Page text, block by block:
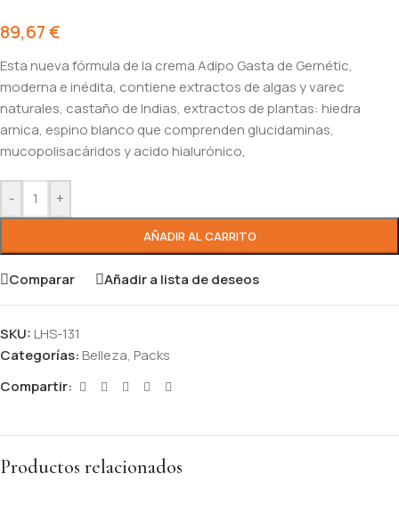
89,67€
Esta nueva fórmula de la crema Adipo Gasta de Gernétic,
moderna e inédita, contiene extractos de algas y varec
naturales, castaño de Indias, extractos de plantas: hiedra
arnica, espino blanco que comprenden glucidaminas,
mucopolisacáridos y acido hialurónico,
- +
AÑADIR AL CARRITO
Comparar Añadir a lista de deseos
SKU:LHS-131
Categorías:Belleza, Packs
Compartir:
Productos relacionados